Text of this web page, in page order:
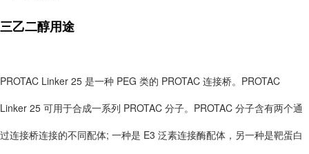
三乙二醇用途
PROTAC Linker 25 是一种 PEG 类的 PROTAC 连接桥。PROTAC
Linker 25 可用于合成一系列 PROTAC 分子。PROTAC 分子含有两个通
过连接桥连接的不同配体; 一种是 E3 泛素连接酶配体，另一种是靶蛋白